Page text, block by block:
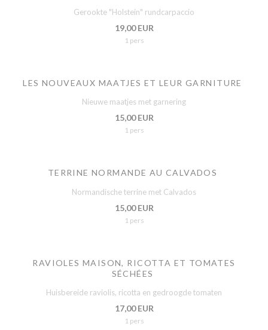
Gerookte "Holstein" rundcarpaccio
19,00 EUR
1 pers
LES NOUVEAUX MAATJES ET LEUR GARNITURE
Nieuwe maatjes met garnering
15,00 EUR
1 pers
TERRINE NORMANDE AU CALVADOS
Normandische terrine met Calvados
15,00 EUR
1 pers
RAVIOLES MAISON, RICOTTA ET TOMATES
SÉCHÉES
Huisbereide raviolis, ricotta en gedroogde tomaten
17,00 EUR
1 pers